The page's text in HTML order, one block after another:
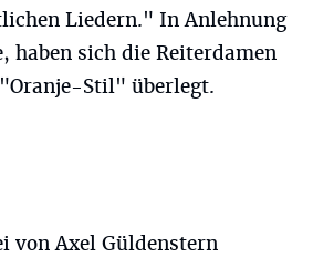
Liedern." In Anlehnung
haben sich die Reiterdamen
Stil" überlegt.
von Axel Güldenstern